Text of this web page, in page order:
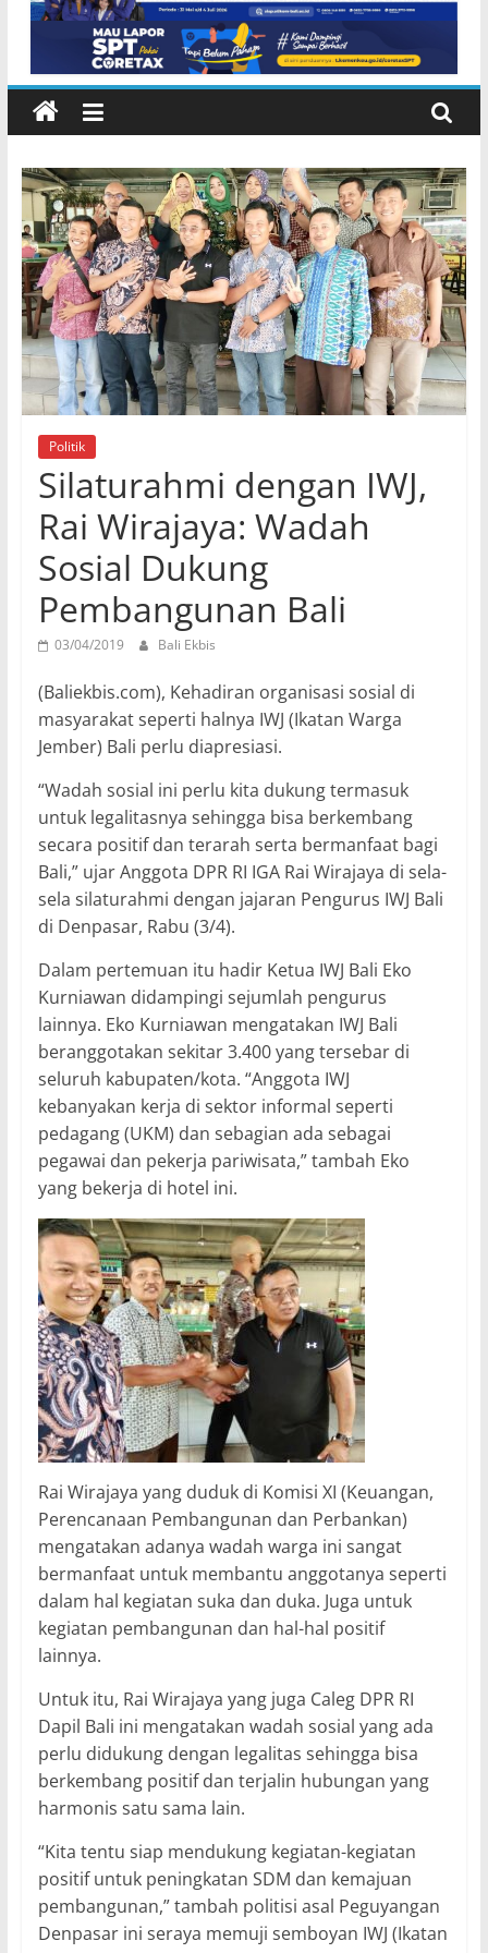
Karangasem
Politik
Silaturahmi dengan IWJ,
Rai Wirajaya: Wadah
Sosial Dukung
Pembangunan Bali
03/04/2019 Bali Ekbis
(Baliekbis.com), Kehadiran organisasi sosial di
masyarakat seperti halnya IWJ (Ikatan Warga
Jember) Bali perlu diapresiasi.
“Wadah sosial ini perlu kita dukung termasuk
untuk legalitasnya sehingga bisa berkembang
secara positif dan terarah serta bermanfaat bagi
Bali,” ujar Anggota DPR RI IGA Rai Wirajaya di sela-
sela silaturahmi dengan jajaran Pengurus IWJ Bali
di Denpasar, Rabu (3/4).
Dalam pertemuan itu hadir Ketua IWJ Bali Eko
Kurniawan didampingi sejumlah pengurus
lainnya. Eko Kurniawan mengatakan IWJ Bali
beranggotakan sekitar 3.400 yang tersebar di
seluruh kabupaten/kota. “Anggota IWJ
kebanyakan kerja di sektor informal seperti
pedagang (UKM) dan sebagian ada sebagai
pegawai dan pekerja pariwisata,” tambah Eko
yang bekerja di hotel ini.
Rai Wirajaya yang duduk di Komisi XI (Keuangan,
Perencanaan Pembangunan dan Perbankan)
mengatakan adanya wadah warga ini sangat
bermanfaat untuk membantu anggotanya seperti
dalam hal kegiatan suka dan duka. Juga untuk
kegiatan pembangunan dan hal-hal positif
lainnya.
Untuk itu, Rai Wirajaya yang juga Caleg DPR RI
Dapil Bali ini mengatakan wadah sosial yang ada
perlu didukung dengan legalitas sehingga bisa
berkembang positif dan terjalin hubungan yang
harmonis satu sama lain.
“Kita tentu siap mendukung kegiatan-kegiatan
positif untuk peningkatan SDM dan kemajuan
pembangunan,” tambah politisi asal Peguyangan
Denpasar ini seraya memuji semboyan IWJ (Ikatan